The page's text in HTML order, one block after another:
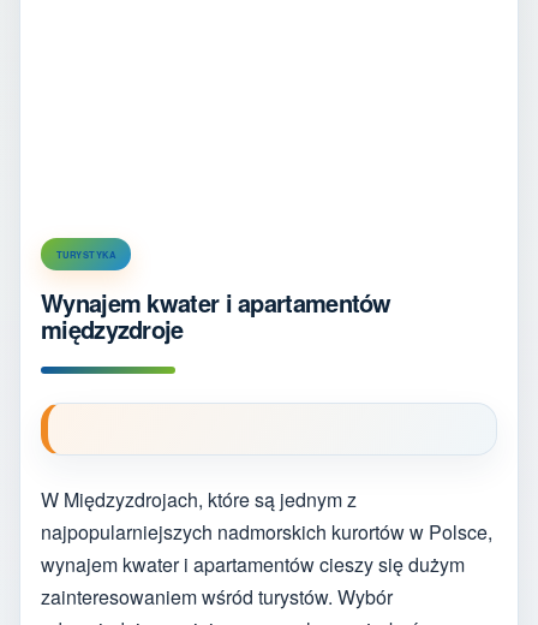
TURYSTYKA
Wynajem kwater i apartamentów
międzyzdroje
W Międzyzdrojach, które są jednym z
najpopularniejszych nadmorskich kurortów w Polsce,
wynajem kwater i apartamentów cieszy się dużym
zainteresowaniem wśród turystów. Wybór